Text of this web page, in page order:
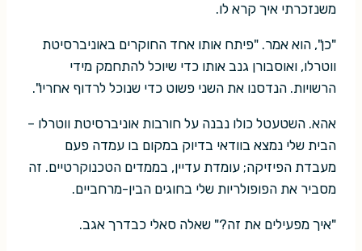
משנזכרתי איך קרא לו.
"כן", הוא אמר. "פיתח אותו אחד החוקרים באוניברסיטת
ווטרלו, ואוסבורן גנב אותו כדי שיוכל להתחמק מידי
הרשויות. הנדסנו את השני פשוט כדי שנוכל לרדוף אחריו".
אהא. השטעטל כולו נבנה על חורבות אוניברסיטת ווטרלו –
הבית שלי נמצא בוודאי בדיוק במקום בו עמדה פעם
מעבדת הפיזיקה; עומדת עדיין, בממדים הטכנוקרטיים. זה
מסביר את הפופולריות שלי בחוגים הבין-מרחביים.
"איך מפעילים את זה?" שאלה סאלי כבדרך אגב.